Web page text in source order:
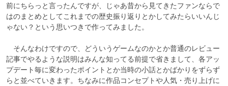
前にちらっと言ったんですが、じゃあ昔から見てきたファンならで
はのまとめとしてこれまでの歴史振り返りとかしてみたらいいんじ
ゃない？という思いつきで作ってみました。
そんなわけですので、どういうゲームなのかとか普通のレビュー
記事でやるような説明はみんな知ってる前提で省きまして、各アッ
プデート毎に変わったポイントとか当時の小話とかばかりをずらず
らと並べていきます。ちなみに作品コンセプトや人気・売り上げに